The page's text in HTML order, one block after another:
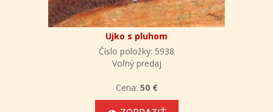
Ujko s pluhom
Číslo položky: 5938
Voľný predaj
Cena: 50 €